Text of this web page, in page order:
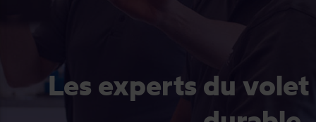
Les experts du volet